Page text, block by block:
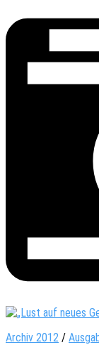
Archiv 2012 /